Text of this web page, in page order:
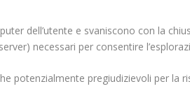
dell’utente e svaniscono con la
server) necessari per consentire
potenzialmente pregiudizievoli per la